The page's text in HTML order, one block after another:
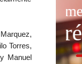
Torres,
Manuel